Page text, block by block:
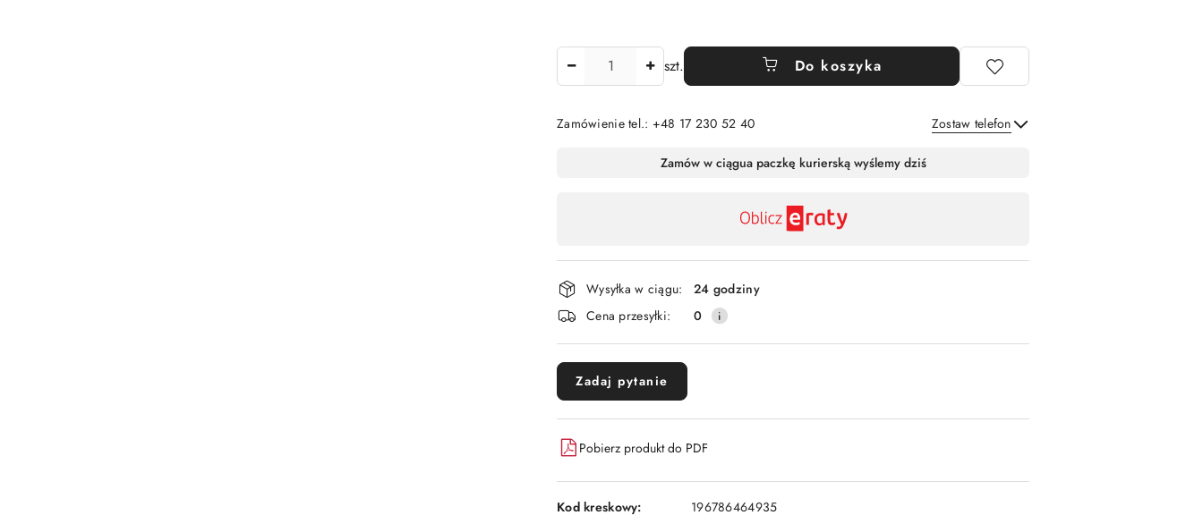
szt. Do koszyka
Zamówienie tel.: +48 17 230 52 40 Zostaw telefon
Dostępność
dostawa
Zamów w ciągua paczkę kurierską wyślemy dziś
Wysyłka w ciągu:
24 godziny
Cena przesyłki:
0
Zadaj pytanie
Pobierz produkt do PDF
Kod kreskowy: 196786464935